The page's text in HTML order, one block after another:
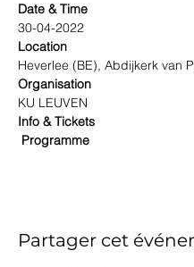
Date & Time
30-04-2022
Location
Heverlee (BE), Abdijkerk van
Organisation
KU LEUVEN
Info & Tickets
Programme
Partager cet